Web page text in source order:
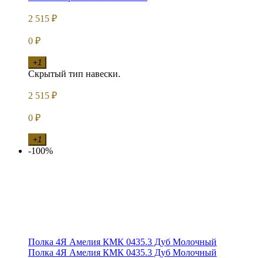
2 515 ₽
0 ₽
+1
Скрытый тип навески.
2 515 ₽
0 ₽
+1
-100%
Полка 4Я Амелия КМК 0435.3 Дуб Молочный
Полка 4Я Амелия КМК 0435.3 Дуб Молочный